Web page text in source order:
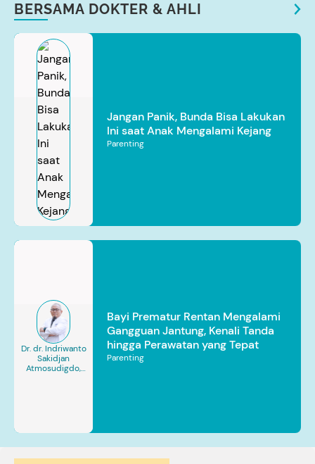
BERSAMA DOKTER & AHLI
Jangan Panik, Bunda Bisa Lakukan
Ini saat Anak Mengalami Kejang
Parenting
Dr. dr. Indriwanto
Sakidjan
Atmosudigdo,
Bayi Prematur Rentan Mengalami
Gangguan Jantung, Kenali Tanda
hingga Perawatan yang Tepat
Parenting